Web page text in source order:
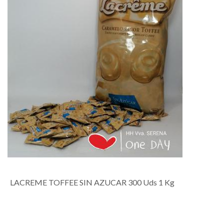
LACREME TOFFEE SIN AZUCAR 300 Uds 1 Kg